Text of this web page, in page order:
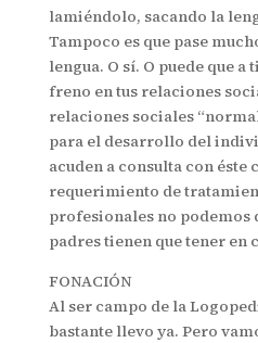
lamiéndolo, sacando la
Tampoco es que pase
lengua. O sí. O puede que a
freno en tus relaciones
relaciones sociales
para el desarrollo del
acuden a consulta con éste
requerimiento de
profesionales no podemos
padres tienen que tener en
FONACIÓN
Al ser campo de la
bastante llevo ya. Pero